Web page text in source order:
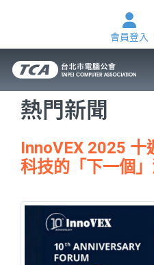
會員登入
熱門新聞
InnoVEX 2025 十
科技的「下一個